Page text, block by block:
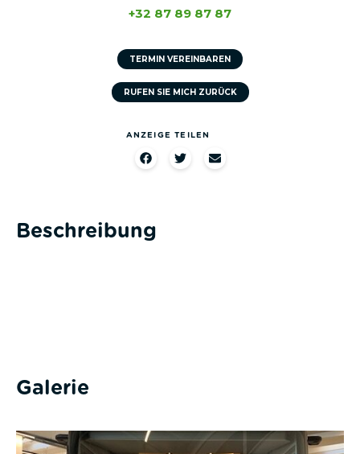
+32 87 89 87 87
TERMIN VEREINBAREN
RUFEN SIE MICH ZURÜCK
ANZEIGE TEILEN​
Beschreibung
Galerie